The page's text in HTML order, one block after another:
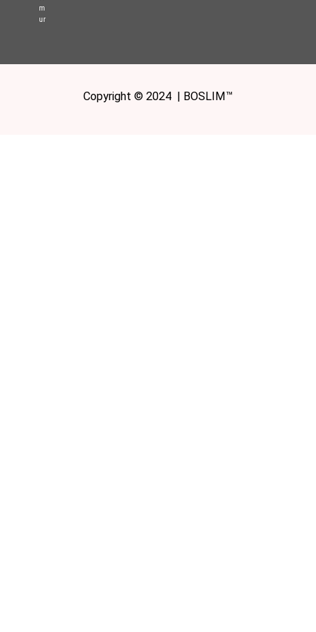
m
ur
Copyright © 2024 | BOSLIM™